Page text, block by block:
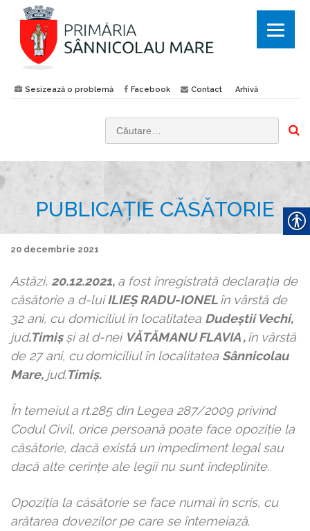
Sesizează o problemă Facebook Contact Arhivă
ă
PUBLICAȚIE CĂSĂTORIE
20 decembrie 2021
Astăzi, 20.12.2021, a fost înregistrată declaraţia de
căsătorie a d-luiILIEȘ RADU-IONELîn vârstă de
32 ani, cu domiciliul în localitatea Dudeștii Vechi,
jud.Timișşi al d-nei VĂTĂMANU FLAVIA,în vârstă
de 27 ani, cudomiciliul în localitatea Sânnicolau
Mare, jud.Timiș.
În temeiul a rt.285 din Legea 287/2009 privind
Codul Civil, orice persoană poate face opoziţie la
căsătorie, dacă există un impediment legal sau
dacă alte cerinţe ale legii nu sunt îndeplinite.
Opoziţia la căsătorie se face numai în scris, cu
arătarea dovezilor pe care se întemeiază.